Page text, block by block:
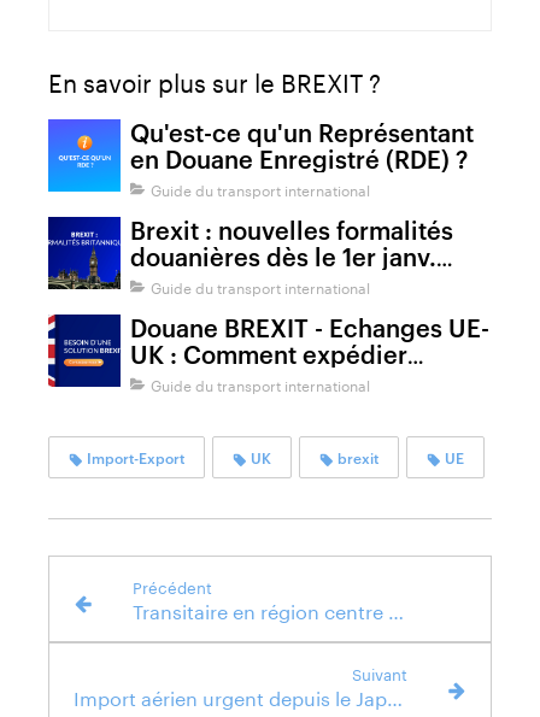
En savoir plus sur le BREXIT ?
Qu'est-ce qu'un Représentant
en Douane Enregistré (RDE) ?
Guide du transport international
Brexit : nouvelles formalités
douanières dès le 1er janv.
2022
Guide du transport international
Douane BREXIT - Echanges UE-
UK : Comment expédier
depuis ou vers le Royaume-Uni
Guide du transport international
Import-Export UK brexit UE
Précédent
Suivant